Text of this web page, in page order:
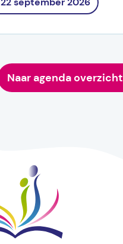
Naar agenda overzicht